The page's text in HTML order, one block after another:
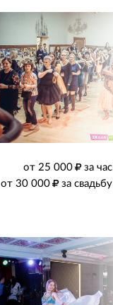
от 25 000
за час
от 30 000
за свадьбу